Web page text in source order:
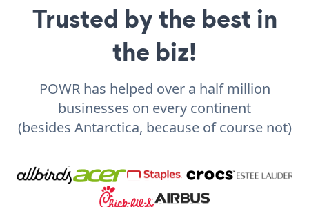
Trusted by the best in
the biz!
POWR has helped over a half million
businesses on every continent
(besides Antarctica, because of course not)